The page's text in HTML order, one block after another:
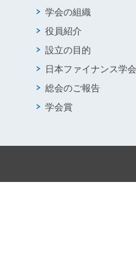
学会の組織
役員紹介
設立の目的
日本ファイナンス学
総会のご報告
学会賞